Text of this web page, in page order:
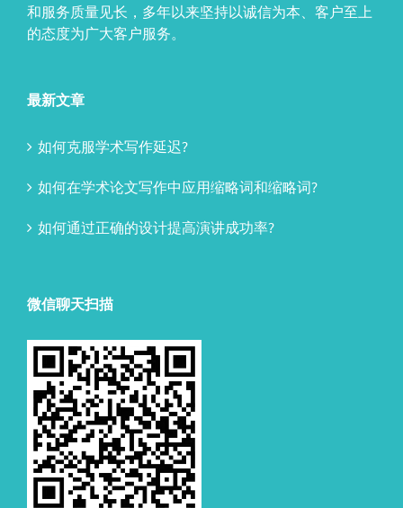
和服务质量见长，多年以来坚持以诚信为本、客户至上
的态度为广大客户服务。
最新文章
如何克服学术写作延迟?
如何在学术论文写作中应用缩略词和缩略词?
如何通过正确的设计提高演讲成功率?
微信聊天扫描